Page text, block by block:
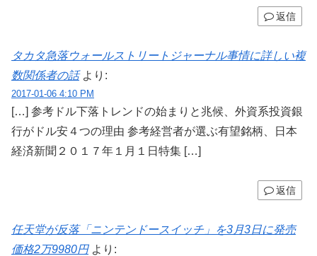
返信
タカタ急落ウォールストリートジャーナル事情に詳しい複
数関係者の話 より:
2017-01-06 4:10 PM
[…] 参考ドル下落トレンドの始まりと兆候、外資系投資銀
行がドル安４つの理由 参考経営者が選ぶ有望銘柄、日本
経済新聞２０１７年１月１日特集 […]
返信
任天堂が反落「ニンテンドースイッチ」を3月3日に発売
価格2万9980円 より: